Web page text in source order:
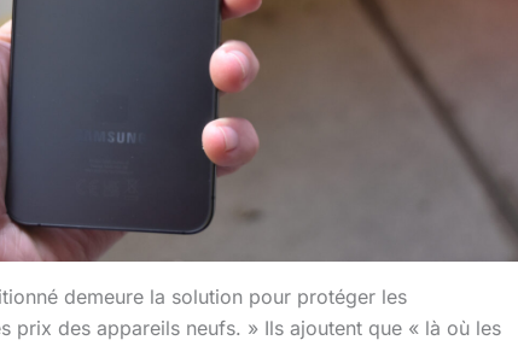
demeure la solution pour protéger les
prix des appareils neufs. » Ils ajoutent que « là où les